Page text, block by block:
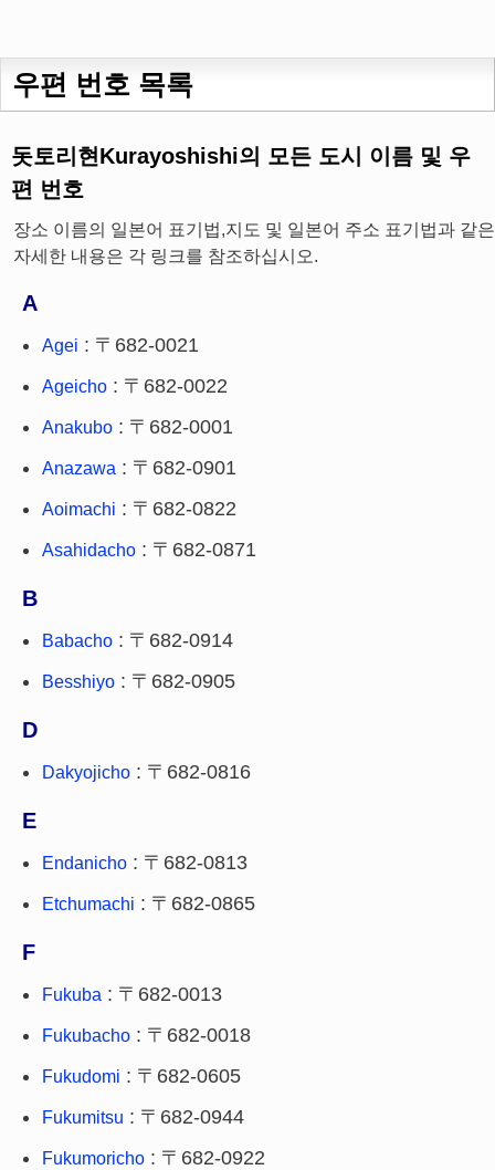
우편 번호 목록
돗토리현Kurayoshishi의 모든 도시 이름 및 우
편 번호
장소 이름의 일본어 표기법,지도 및 일본어 주소 표기법과 같은
자세한 내용은 각 링크를 참조하십시오.
A
Agei : 〒682-0021
Ageicho : 〒682-0022
Anakubo : 〒682-0001
Anazawa : 〒682-0901
Aoimachi : 〒682-0822
Asahidacho : 〒682-0871
B
Babacho : 〒682-0914
Besshiyo : 〒682-0905
D
Dakyojicho : 〒682-0816
E
Endanicho : 〒682-0813
Etchumachi : 〒682-0865
F
Fukuba : 〒682-0013
Fukubacho : 〒682-0018
Fukudomi : 〒682-0605
Fukumitsu : 〒682-0944
Fukumoricho : 〒682-0922